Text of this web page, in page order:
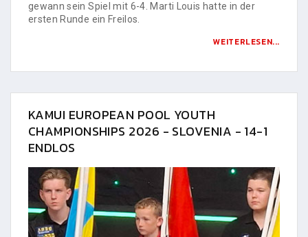
gewann sein Spiel mit 6-4. Marti Louis hatte in der
ersten Runde ein Freilos.
WEITERLESEN...
KAMUI EUROPEAN POOL YOUTH
CHAMPIONSHIPS 2026 - SLOVENIA - 14-1
ENDLOS